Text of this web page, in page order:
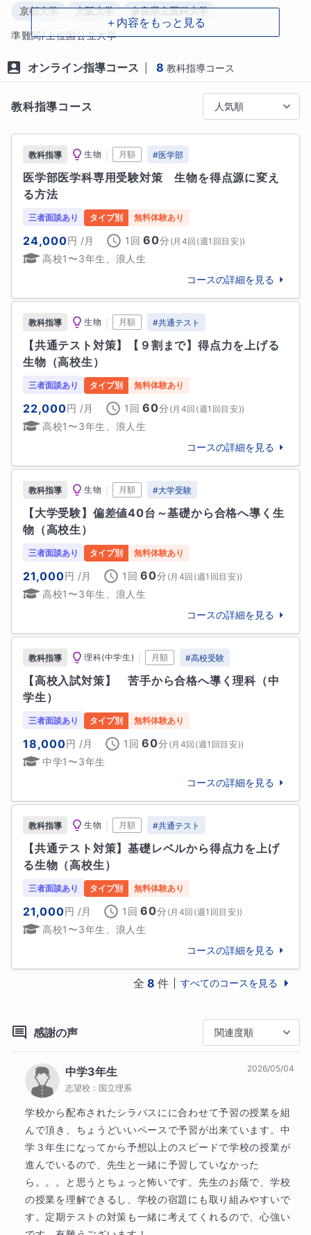
・受験は気になっているけども、どう勉強していけば
いいか不安
・今のままでは、志望校合格は難しいと感じている
・一生懸命頑張っている姿を見て、結果につなげてや
りたいと思っている
■相性の良い生徒様
・数学や理科に苦手意識を持っている
・覚えるのが苦手でどう勉強すればよいかわからない
こういった方は私の授業をぜひ受けてみてください。
原理原則に基づいた考え方とはどういうものなのか、
経験することができます。
『数学って楽しいな！』『理科って面白いな！』
こんな感覚を提供し、今までとは違った新たな視点を
開くことができます!(^^)!
そうした新たな視点で勉強を続けた先に、数学や理科
を得意科目にできた自分が待っています！
また、数学や理科に好奇心を強くお持ちの生徒様には
関連トピックや発展的内容も積極的にご紹介します。
■生徒様へ
わからないことはむしろ伸びしろです。授業でより明
確にしていきます。どんどんわからないことを見つけ
て、わかるに変えていきましょう！
■保護者様へ
受験はお子様の人生を左右する大切なターニングポイ
ントの一つですね。より良い結果に結び付けられるよ
う全力を尽くしますので、どうぞお気軽にご相談くだ
さい。
お子さまの努力が、正しい方向に向かっているか――
そこが最も大切だと私は考えています。
私はこれまで、難関国公立・医学部志望生を含む多く
の生徒を指導してきました。共通テスト・二次試験と
もに「どこで得点すべきか」を徹底分析し、日割りレ
ベルまで落とし込んだ学習計画で、限られた時間でも
成果を出してきました。
感覚的な指導ではなく、現状分析→課題抽出→具体策
→検証というプロセスを明確にし、着実に積み上げま
す。
「今からでも間に合うのか」
その不安に、具体策でお応えします。
生徒様へのメッセージ
「やっているのに伸びない」
成績は、才能よりも“戦い方”で変わります。
過去問や模試を徹底的に分析し、「今の君が取れる点
数を最大化する戦略」を一緒に作ります。
やるべきことが明確になると、不安は減り、自信が生
まれます。
本気で変わりたいなら、方法を変えよう。
努力を、結果につなげよう。
趣味
ボードゲームが好きです。デジタルゲームには無い魅
力がたくさんあります。
京都大学
大阪大学 奈良県立医科大学
準難関/上位国公立大学
他 4 校 すべて見る
＋内容をもっと見る
オンライン指導コース 8 教科指導コース
教科指導コース 人気順
教科指導 生物 月額 #医学部
医学部医学科専用受験対策　生物を得点源に変え
る方法
三者面談あり タイプ別 無料体験あり
24,000円 /月 1回 60分 ( 月4回(週1回目安))
高校1〜3年生、浪人生
コースの詳細を見る
教科指導 生物 月額 #共通テスト
【共通テスト対策】【９割まで】得点力を上げる
生物（高校生）
三者面談あり タイプ別 無料体験あり
22,000円 /月 1回 60分 ( 月4回(週1回目安))
高校1〜3年生、浪人生
コースの詳細を見る
教科指導 生物 月額 #大学受験
【大学受験】偏差値40台～基礎から合格へ導く生
物（高校生）
三者面談あり タイプ別 無料体験あり
21,000円 /月 1回 60分 ( 月4回(週1回目安))
高校1〜3年生、浪人生
コースの詳細を見る
教科指導 理科(中学生) 月額 #高校受験
【高校入試対策】　苦手から合格へ導く理科（中
学生）
三者面談あり タイプ別 無料体験あり
18,000円 /月 1回 60分 ( 月4回(週1回目安))
中学1〜3年生
コースの詳細を見る
教科指導 生物 月額 #共通テスト
【共通テスト対策】基礎レベルから得点力を上げ
る生物（高校生）
三者面談あり タイプ別 無料体験あり
21,000円 /月 1回 60分 ( 月4回(週1回目安))
高校1〜3年生、浪人生
コースの詳細を見る
全 8 件 すべてのコースを見る
感謝の声 関連度順
中学3年生
志望校： 国立理系
2026/05/04
学校から配布されたシラバスにに合わせて予習の授業を組
んで頂き、ちょうどいいペースで予習が出来ています。中
学３年生になってから予想以上のスピードで学校の授業が
進んでいるので、先生と一緒に予習していなかった
ら。。。と思うとちょっと怖いです。先生のお蔭で、学校
の授業を理解できるし、学校の宿題にも取り組みやすいで
す。定期テストの対策も一緒に考えてくれるので、心強い